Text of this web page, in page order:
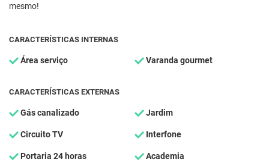
mesmo!
CARACTERÍSTICAS INTERNAS
Área serviço Varanda gourmet
CARACTERÍSTICAS EXTERNAS
Gás canalizado Jardim
Circuito TV Interfone
Portaria 24 horas Academia